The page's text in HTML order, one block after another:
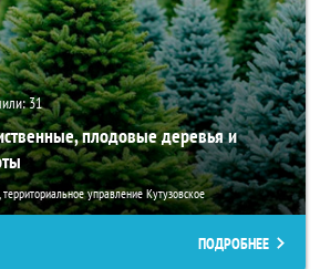
31
плодовые деревья и
управление Кутузовское
ПОДРОБНЕЕ